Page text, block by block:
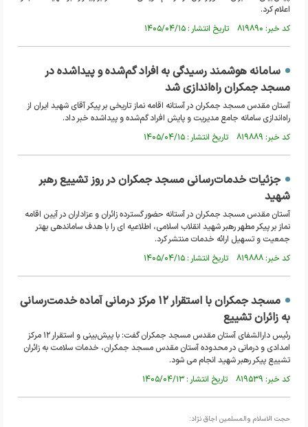
اعلام کرد.
کد خبر: ۸۱۹۸۹۰ تاریخ انتشار : ۱۴۰۵/۰۴/۱۵
سامانه هوشمند رسیدگی به افراد گم‌شده و پیداشده در
مسجد جمکران راه‌اندازی شد
آستان مقدس مسجد جمکران در آستانه اقامه نماز تاریخی بر پیکر آقای شهید ایران از
راه‌اندازی سامانه جامع مدیریت و پایش افراد گم‌شده و پیداشده خبر داد.
کد خبر: ۸۱۹۸۸۹ تاریخ انتشار : ۱۴۰۵/۰۴/۱۵
جزئیات خدمات‌رسانی مسجد جمکران در روز تشییع رهبر
شهید
آستان مقدس مسجد جمکران در آستانه حضور گسترده زائران و عزاداران در آیین اقامه
نماز بر پیکر مطهر رهبر شهید انقلاب اسلامی، اطلاعیه‌ ای را با هدف ساماندهی بهتر
جمعیت و تسهیل ارائه خدمات منتشر کرد.
کد خبر: ۸۱۹۸۸۸ تاریخ انتشار : ۱۴۰۵/۰۴/۱۵
مسجد جمکران با استقرار ۱۲ مرکز درمانی آماده خدمت‌رسانی
به زائران تشییع
رئیس دارالشفای آستان مقدس مسجد جمکران گفت: با پیش‌بینی و استقرار ۱۲ مرکز
امدادی و درمانی در محدوده آستان مقدس مسجد جمکران، خدمات سلامت به زائران
تشییع پیکر رهبر شهید انجام می شود.
کد خبر: ۸۱۹۵۳۹ تاریخ انتشار : ۱۴۰۵/۰۴/۱۳
حجت الاسلام والمسلمین اجاق نژاد: